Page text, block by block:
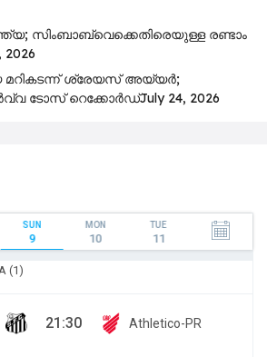
സിം​ബാ​ബ്​‍വെക്കെതിരെയുള്ള ര​ണ്ടാം
2026
ശ്രേയസ് അയ്യർ;
ടോസ് റെക്കോർഡ്July 24, 2026
SUN
9
MON
10
TUE
11
(1)
21:30 Athletico-PR